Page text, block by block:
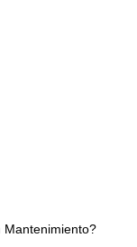
Mantenimiento?